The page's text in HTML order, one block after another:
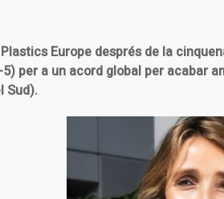
Europe després de la
per a un acord global per acabar
Sud).